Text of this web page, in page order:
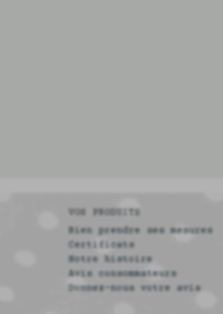
VOS PRODUITS
Bien prendre ses mesures
Certificats
Notre histoire
Avis consommateurs
Donnez-nous votre avis